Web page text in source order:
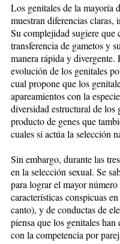
Los genitales de la mayoría
muestran diferencias claras,
Su complejidad sugiere que
transferencia de gametos y
manera rápida y
evolución de los genitales
cual propone que los
apareamientos con la
diversidad estructural de
producto de genes que
cuales sí actúa la selección
Sin embargo, durante las
en la selección sexual. Se
para lograr el mayor
características conspicuas
canto), y de conductas de
piensa que los genitales
con la competencia por